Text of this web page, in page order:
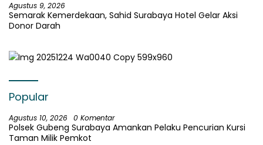
Agustus 9, 2026
Semarak Kemerdekaan, Sahid Surabaya Hotel Gelar Aksi
Donor Darah
Popular
Agustus 10, 2026 0 Komentar
Polsek Gubeng Surabaya Amankan Pelaku Pencurian Kursi
Taman Milik Pemkot